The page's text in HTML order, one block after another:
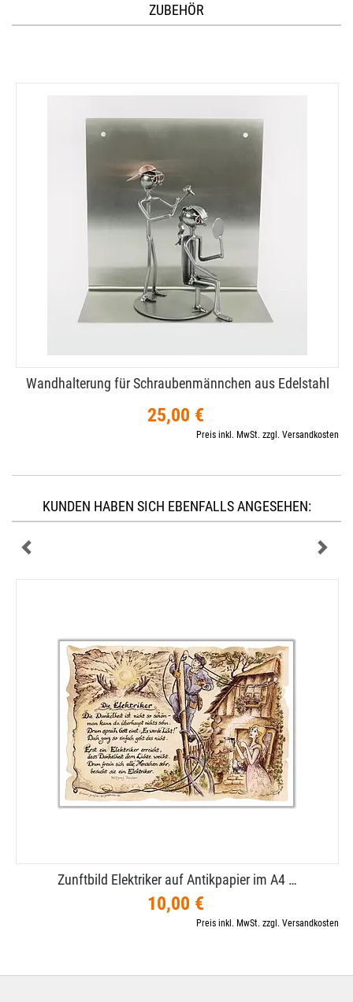
ZUBEHÖR
Wandhalterung für Schraubenmännchen aus Edelstahl
25,00 €
Preis inkl. MwSt. zzgl. Versandkosten
KUNDEN HABEN SICH EBENFALLS ANGESEHEN:
Zunftbild Elektriker auf Antikpapier im A4 …
10,00 €
Preis inkl. MwSt. zzgl. Versandkosten